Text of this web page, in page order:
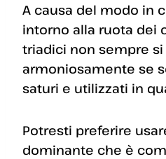
A causa del modo in
intorno alla ruota dei
triadici non sempre
armoniosamente se
saturi e utilizzati in
Potresti preferire
dominante che è